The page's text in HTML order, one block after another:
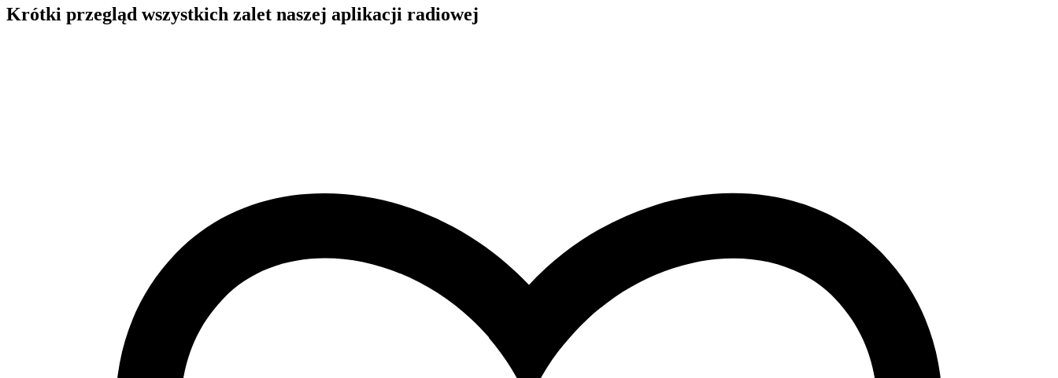
Krótki przegląd wszystkich zalet naszej aplikacji radiowej